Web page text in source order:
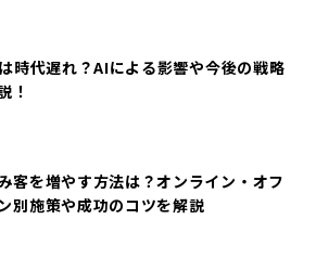
時代遅れ？AIによる影響や今後の戦略
！
客を増やす方法は？オンライン・オフ
別施策や成功のコツを解説